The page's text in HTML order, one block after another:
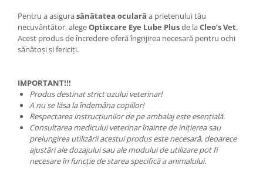
Pentru a asigurasănătatea oculară a prietenului tău
necuvântător, alegeOptixcare Eye Lube Plusde laCleo’s Vet.
Acest produs de încredere oferă îngrijirea necesară pentru ochi
sănătoși și fericiți.
IMPORTANT!!!
Produs destinat strict uzului veterinar!
A nu se lăsa la îndemâna copiilor!
Respectarea instrucțiunilor de pe ambalaj este esențială.
Consultarea medicului veterinar înainte de inițierea sau
prelungirea utilizării acestui produs este necesară, deoarece
ajustări ale dozajului sau ale modului de utilizare pot fi
necesare în funcție de starea specifică a animalului.